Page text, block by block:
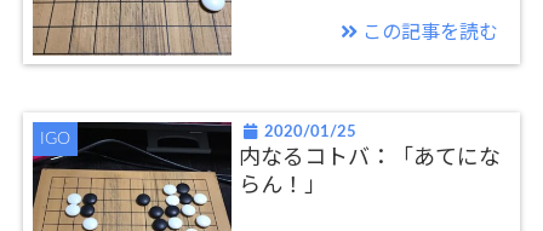
この記事を読む
IGO 2020/01/25
内なるコトバ：「あてにな
らん！」